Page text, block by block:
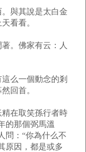
其說是太白金
看看。
佛家有云：人
一個動念的剎
回首。
取笑孫行者時
的那個弼馬溫
問：“你為什么不
原因，都是或多